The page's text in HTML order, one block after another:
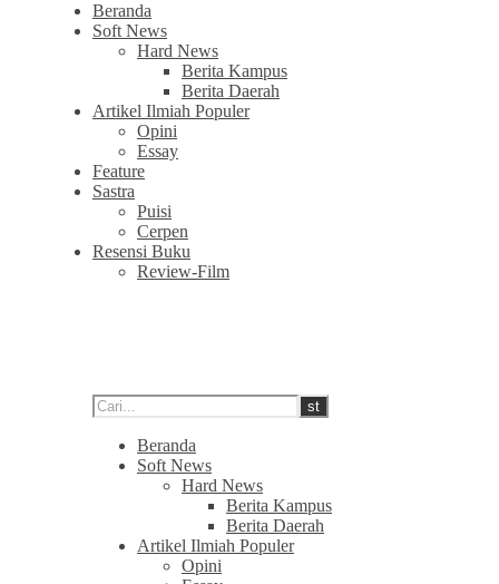
Beranda
Soft News
Hard News
Berita Kampus
Berita Daerah
Artikel Ilmiah Populer
Opini
Essay
Feature
Sastra
Puisi
Cerpen
Resensi Buku
Review-Film
Beranda
Soft News
Hard News
Berita Kampus
Berita Daerah
Artikel Ilmiah Populer
Opini